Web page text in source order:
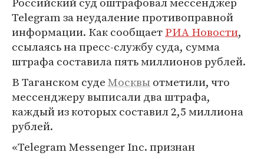
Telegram за неудаление противоправной
информации. Как сообщаетРИА Новости,
ссылаясь на пресс-службу суда, сумма
штрафа составила пять миллионов рублей.
В Таганском судеМосквыотметили, что
мессенджеру выписали два штрафа,
каждый из которых составил 2,5 миллиона
рублей.
«Telegram Messenger Inc. признан